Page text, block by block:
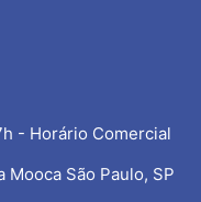
- Horário Comercial
Mooca São Paulo, SP